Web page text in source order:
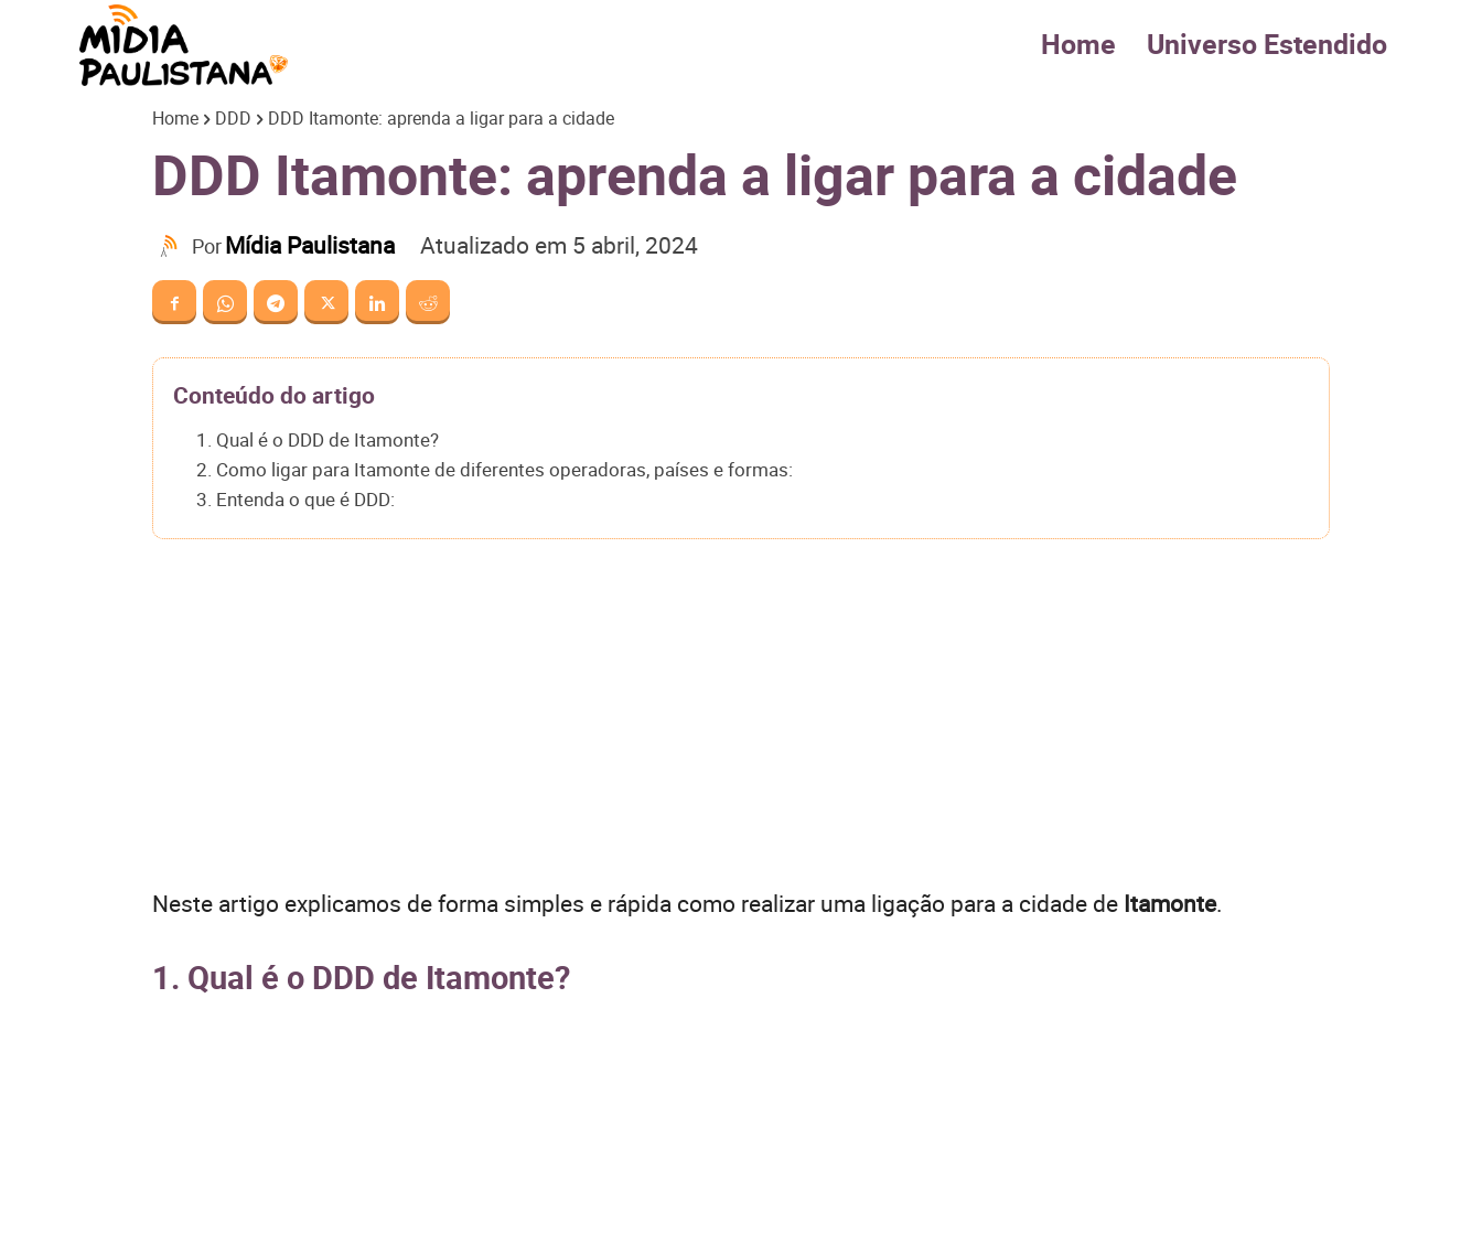
Paulistana
Home Universo Estendido
Home DDD DDD Itamonte: aprenda a ligar para a cidade
DDD Itamonte: aprenda a ligar para a cidade
PorMídia Paulistana Atualizado em 5 abril, 2024
Conteúdo do artigo
1. Qual é o DDD de Itamonte?
2. Como ligar para Itamonte de diferentes operadoras, países e formas:
3. Entenda o que é DDD:
Neste artigo explicamos de forma simples e rápida como realizar uma ligação para a cidade de Itamonte.
1. Qual é o DDD de Itamonte?